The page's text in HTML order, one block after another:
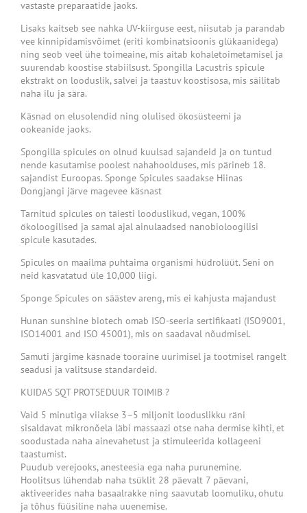
vastaste preparaatide jaoks.
Lisaks kaitseb see nahka UV-kiirguse eest, niisutab ja parandab
vee kinnipidamisvõimet (eriti kombinatsioonis glükaanidega)
ning seob veel ühe toimeaine, mis aitab kohaletoimetamisel ja
suurendab koostise stabiilsust. Spongilla Lacustris spicule
ekstrakt on looduslik, salvei ja taastuv koostisosa, mis säilitab
naha ilu ja sära.
Käsnad on elusolendid ning olulised ökosüsteemi ja
ookeanide jaoks.
Spongilla spicules on olnud kuulsad sajandeid ja on tuntud
nende kasutamise poolest nahahoolduses, mis pärineb 18.
sajandist Euroopas. Sponge Spicules saadakse Hiinas
Dongjangi järve magevee käsnast
Tarnitud spicules on täiesti looduslikud, vegan, 100%
ökoloogilised ja samal ajal ainulaadsed nanobioloogilisi
spicule kasutades.
Spicules on maailma puhtaima organismi hüdrolüüt. Seni on
neid kasvatatud üle 10,000 liigi.
Sponge Spicules on säästev areng, mis ei kahjusta majandust
Hunan sunshine biotech omab ISO-seeria sertifikaati (ISO9001,
ISO14001 and ISO 45001), mis on saadaval nõudmisel.
Samuti järgime käsnade tooraine uurimisel ja tootmisel rangelt
seadusi ja valitsuse standardeid.
KUIDAS SQT PROTSEDUUR TOIMIB ?
Vaid 5 minutiga viiakse 3–5 miljonit looduslikku räni
sisaldavat mikronõela läbi massaazi otse naha dermise kihti, et
soodustada naha ainevahetust ja stimuleerida kollageeni
taastumist.
Puudub verejooks, anesteesia ega naha purunemine.
Hoolitsus lühendab naha tsüklit 28 päevalt 7 päevani,
aktiveerides naha basaalrakke ning saavutab loomuliku, ohutu
ja tõhus füüsiline naha uuenemise.